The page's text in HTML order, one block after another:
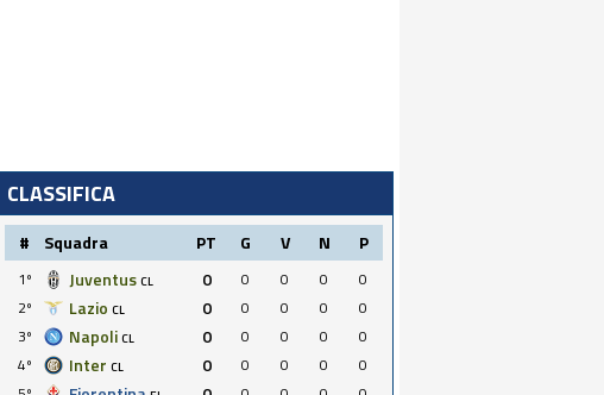
CLASSIFICA
# Squadra PT G V N P
1º Juventus CL 0 0 0 0
0
2º
Lazio CL 0 0 0 0
0
3º
Napoli CL 0 0 0 0
0
4º
Inter CL 0 0 0 0
0